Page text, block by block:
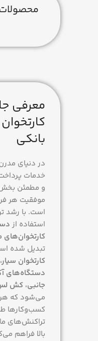
معرفی
بانکی
در دنیای
خدمات
و مطمئن بخش
موفقیت هر
است. با رشد
استفاده از
کارتخوان‌های
تبدیل شده
کارتخوان
دستگاه‌های
جانبی، کش لس
می‌شود که هر
کسب‌وکارها
تراکنش‌های
بالا فراهم